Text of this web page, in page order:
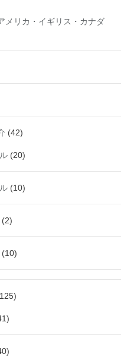
メリカ・イギリス・カナダ
(42)
(20)
(10)
(2)
(10)